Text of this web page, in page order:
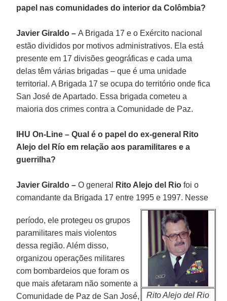
papel nas comunidades do interior da Colômbia?
Javier Giraldo –A Brigada 17 e o Exército nacional
estão divididos por motivos administrativos. Ela está
presente em 17 divisões geográficas e cada uma
delas têm várias brigadas – que é uma unidade
territorial. A Brigada 17 se ocupa do território onde fica
San José de Apartado. Essa brigada cometeu a
maioria dos crimes contra a Comunidade de Paz.
IHU On-Line – Qual é o papel do ex-general Rito
Alejo del Río em relação aos paramilitares e a
guerrilha?
Javier Giraldo – O general Rito Alejo del Rio foi o
comandante da Brigada 17 entre 1995 e 1997. Nesse
Rito Alejo del Rio
período, ele protegeu os grupos
paramilitares mais violentos
dessa região. Além disso,
organizou operações militares
com bombardeios que foram os
que mais afetaram não somente a
Comunidade de Paz de San José,